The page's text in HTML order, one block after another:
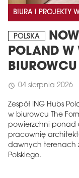
BIURA I PROJEKTY
POLSKA
POLAND W
BIUROWCU
schedule 04 sierpnia 2026
Zespół ING Hubs
w biurowcu The
powierzchni ponad
pracownię
dawnych terenach
Polskiego.